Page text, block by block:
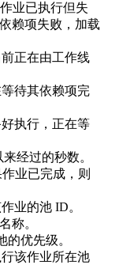
业已执行但失
赖项失败，加载
正在由工作线
待其依赖项完
执行，正在等
经过的秒数。
业已完成，则
业的池 ID。
称。
的优先级。
该作业所在池